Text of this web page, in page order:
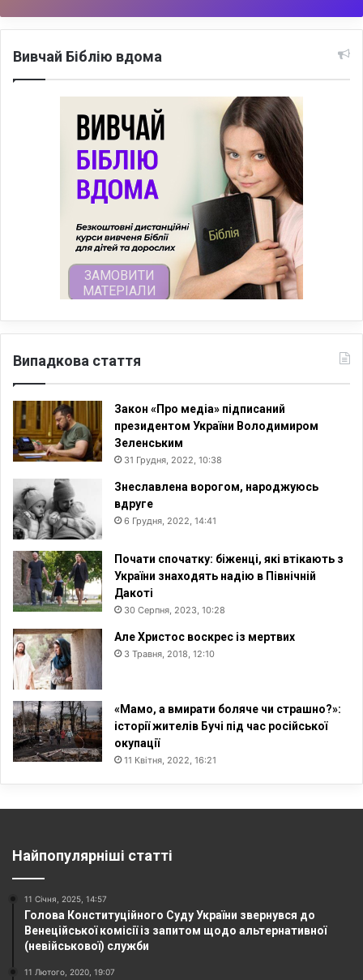
Вивчай Біблію вдома
Випадкова стаття
Закон «Про медіа» підписаний
президентом України Володимиром
Зеленським
31 Грудня, 2022, 10:38
Знеславлена ворогом, народжуюсь
вдруге
6 Грудня, 2022, 14:41
Почати спочатку: біженці, які втікають з
України знаходять надію в Північній
Дакоті
30 Серпня, 2023, 10:28
Але Христос воскрес із мертвих
3 Травня, 2018, 12:10
«Мамо, а вмирати боляче чи страшно?»:
історії жителів Бучі під час російської
окупації
11 Квітня, 2022, 16:21
Найпопулярніші статті
11 Січня, 2025, 14:57
Голова Конституційного Суду України звернувся до
Венеційської комісії із запитом щодо альтернативної
(невійськової) служби
11 Лютого, 2020, 19:07